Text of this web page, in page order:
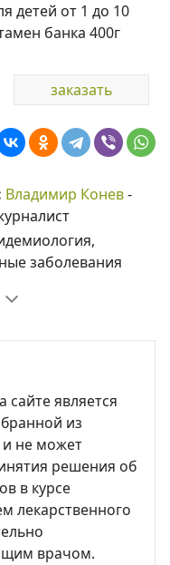
детей от 1 до 10
банка 400г
заказать
Владимир Конев-
заболевания
является
из
не может
решения об
в курсе
лекарственного
врачом.